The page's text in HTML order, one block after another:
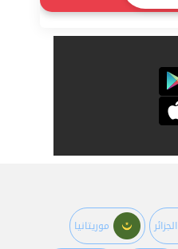
الجزائر موريتانيا